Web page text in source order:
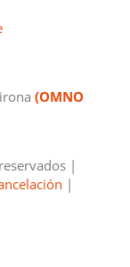
(OMNO
|
|